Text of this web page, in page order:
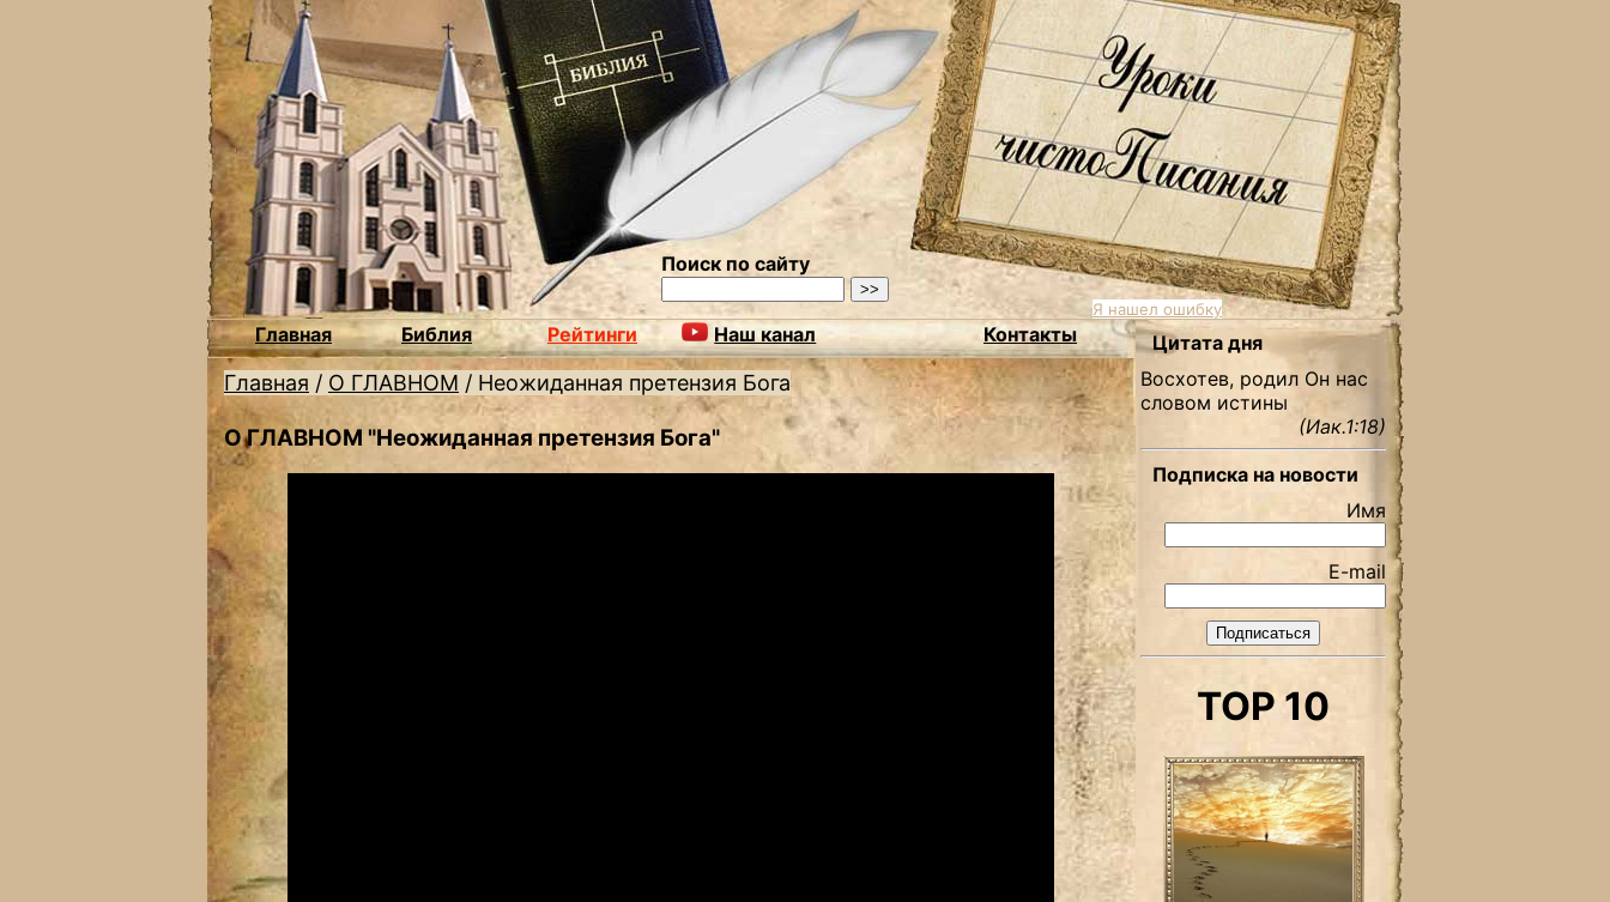
Поиск по сайту
Я нашел ошибку
Главная Библия Рейтинги Наш канал Контакты
Главная / О ГЛАВНОМ / Неожиданная претензия Бога
О ГЛАВНОМ "Неожиданная претензия Бога"
Цитата дня
Восхотев, родил Он нас
словом истины
(Иак.1:18)
Подписка на новости
Имя
E-mail
TOP 10